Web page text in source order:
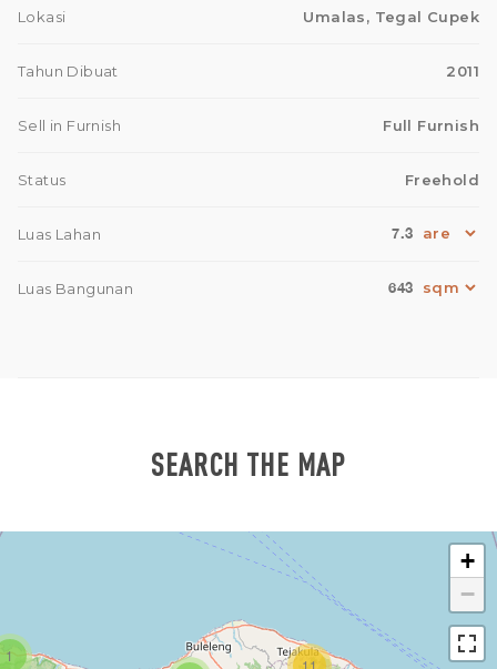
Lokasi Umalas, Tegal Cupek
Tahun Dibuat 2011
Sell in Furnish Full Furnish
Status Freehold
Luas Lahan 7.3
Luas Bangunan 643
SEARCH THE MAP
1
11
+
−